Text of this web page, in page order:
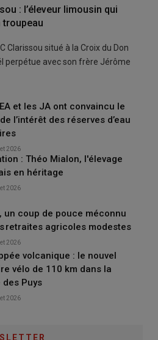
, dont un quart ensystèmes
, couplées à une
lafilière laitière a de l’avenir.
, CantaletHaute-
90 % de notre
la
.
environ4 % de baisse
. En revanche, la
par animal
structurelque nous devons
vous le début
: l’éleveur limousin qui
troupeau
Clarissou situé à la Croix du Don
perpétue avec son frère Jérôme
et les JA ont convaincu le
l’intérêt des réserves d’eau
2026
: Théo Mialon, l'élevage
en héritage
2026
un coup de pouce méconnu
retraites agricoles modestes
2026
volcanique : le nouvel
vélo de 110 km dans la
des Puys
2026